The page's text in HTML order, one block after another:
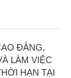
ĐẲNG,
LÀM VIỆC
HẠN TẠI